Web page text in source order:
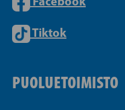
Tiktok
PUOLUETOIMISTO